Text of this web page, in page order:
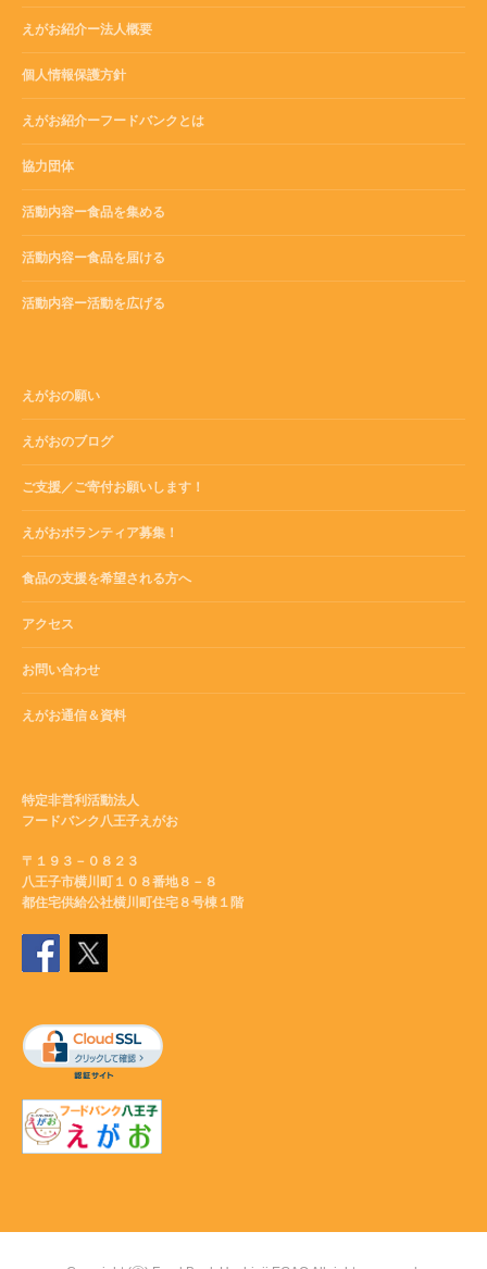
えがお紹介ー法人概要
個人情報保護方針
えがお紹介ーフードバンクとは
協力団体
活動内容ー食品を集める
活動内容ー食品を届ける
活動内容ー活動を広げる
えがおの願い
えがおのブログ
ご支援／ご寄付お願いします！
えがおボランティア募集！
食品の支援を希望される方へ
アクセス
お問い合わせ
えがお通信＆資料
特定非営利活動法人
フードバンク八王子えがお
〒１９３－０８２３
八王子市横川町１０８番地８－８
都住宅供給公社横川町住宅８号棟１階